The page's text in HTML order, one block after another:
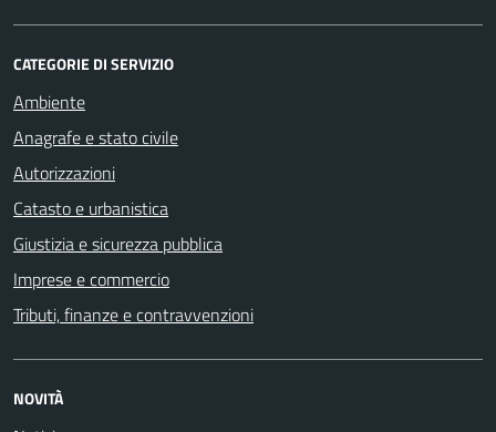
CATEGORIE DI SERVIZIO
Ambiente
Anagrafe e stato civile
Autorizzazioni
Catasto e urbanistica
Giustizia e sicurezza pubblica
Imprese e commercio
Tributi, finanze e contravvenzioni
NOVITÀ